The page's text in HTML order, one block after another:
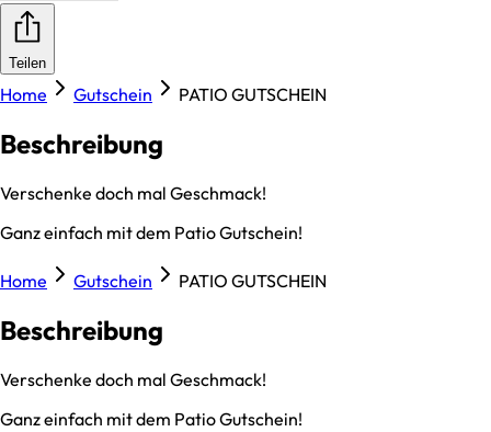
Teilen
Home Gutschein PATIO GUTSCHEIN
Beschreibung
Verschenke doch mal Geschmack!
Ganz einfach mit dem Patio Gutschein!
Home Gutschein PATIO GUTSCHEIN
Beschreibung
Verschenke doch mal Geschmack!
Ganz einfach mit dem Patio Gutschein!